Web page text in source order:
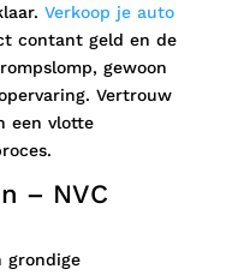
Verkoop je auto
contant geld en de
gewoon
Vertrouw
een vlotte
– NVC
grondige